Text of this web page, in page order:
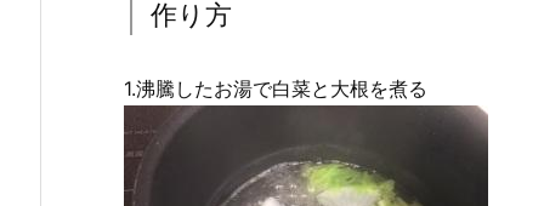
作り方
1.沸騰したお湯で白菜と大根を煮る